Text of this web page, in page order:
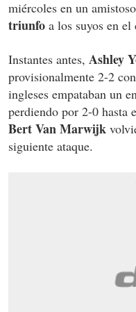
miércoles en un
triunfo a los suyos en
Instantes antes, Ashley
provisionalmente 2-2
ingleses empataban un
perdiendo por 2-0 hasta
Bert Van Marwijk
siguiente ataque.